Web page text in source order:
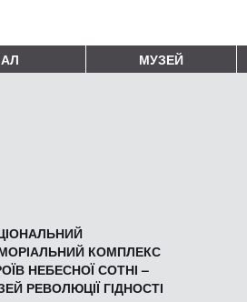
МУЗЕЙ
КОМПЛЕКС
НЕБЕСНОЇ СОТНІ –
РЕВОЛЮЦІЇ ГІДНОСТІ